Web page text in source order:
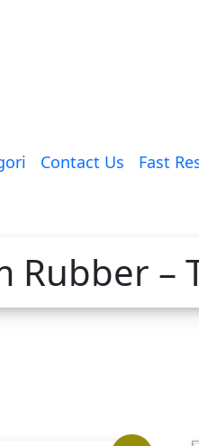
Contact Us Fast
Rubber –